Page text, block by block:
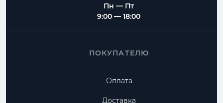
Пн — Пт
9:00 — 18:00
ПОКУПАТЕЛЮ
Оплата
Доставка